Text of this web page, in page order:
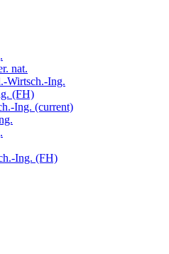
nat.
Wirtsch.-Ing.
(FH)
Ing. (current)
Ing. (FH)